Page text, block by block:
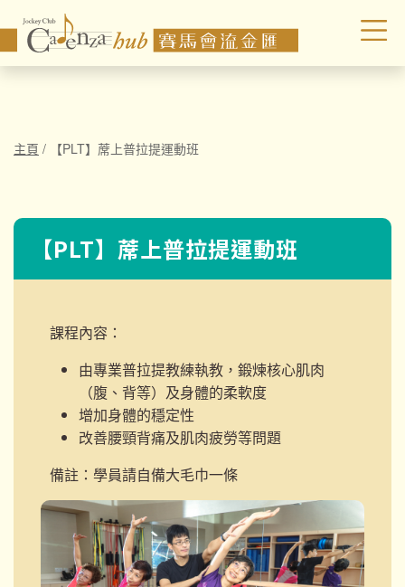
主頁 / 【PLT】蓆上普拉提運動班
【PLT】蓆上普拉提運動班
課程內容：
由專業普拉提教練執教，鍛煉核心肌肉
（腹、背等）及身體的柔軟度
增加身體的穩定性
改善腰頸背痛及肌肉疲勞等問題
備註：學員請自備大毛巾一條